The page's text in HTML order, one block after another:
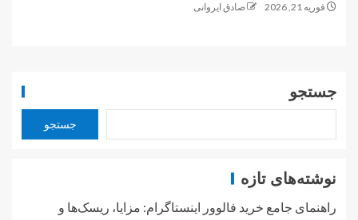
فوریه 21, 2026 صادق ایروانی
جستجو
جستجو
نوشته‌های تازه
راهنمای جامع خرید فالوور اینستاگرام: مزایا، ریسک‌ها و